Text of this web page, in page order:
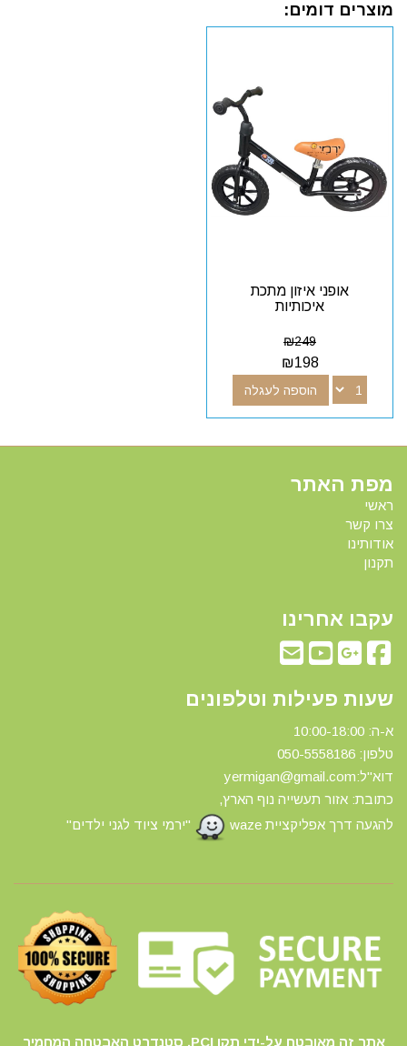
מוצרים דומים:
אופני איזון מתכת
איכותיות
₪249
₪198
הוספה לעגלה
מפת האתר
ראשי
צרו קשר
אודותינו
תקנון
עקבו אחרינו
שעות פעילות וטלפונים
א-ה: 10:00-18:00
טלפון: 0 50-5558186
דוא"ל:yermigan@gmail.com
כתובת: אזור תעשייה נוף הארץ,
להגעה דרך אפליקציית waze
"ירמי ציוד לגני ילדים"
אתר זה מאובטח על-ידי תקן PCI, סטנדרט האבטחה המחמיר